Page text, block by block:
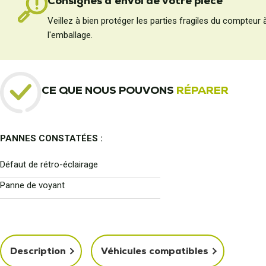
Veillez à bien protéger les parties fragiles du compteur
l'emballage.
CE QUE NOUS POUVONS RÉPARER
PANNES CONSTATÉES :
Défaut de rétro-éclairage
Panne de voyant
Description Véhicules compatibles